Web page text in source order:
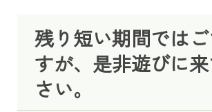
残り短い期間では
すが、是非遊びに
さい。